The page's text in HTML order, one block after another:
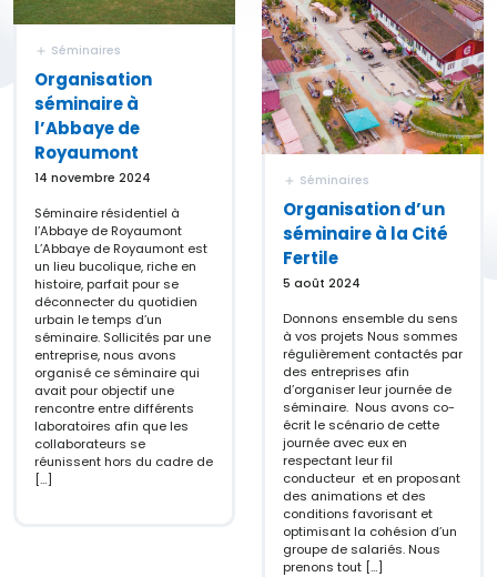
Séminaires
Organisation
séminaire à
l’Abbaye de
Royaumont
14 novembre 2024
Séminaire résidentiel à
l’Abbaye de Royaumont
L’Abbaye de Royaumont est
un lieu bucolique, riche en
histoire, parfait pour se
déconnecter du quotidien
urbain le temps d’un
séminaire. Sollicités par une
entreprise, nous avons
organisé ce séminaire qui
avait pour objectif une
rencontre entre différents
laboratoires afin que les
collaborateurs se
réunissent hors du cadre de
[…]
Séminaires
Organisation d’un
séminaire à la Cité
Fertile
5 août 2024
Donnons ensemble du sens
à vos projets Nous sommes
régulièrement contactés par
des entreprises afin
d’organiser leur journée de
séminaire. Nous avons co-
écrit le scénario de cette
journée avec eux en
respectant leur fil
conducteur et en proposant
des animations et des
conditions favorisant et
optimisant la cohésion d’un
groupe de salariés. Nous
prenons tout […]